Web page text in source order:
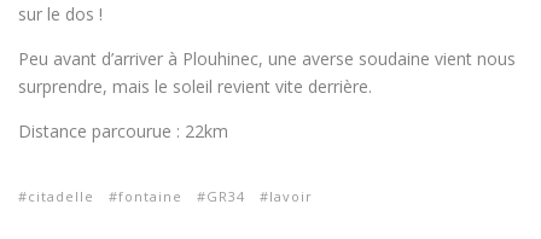
sur le dos !
Peu avant d’arriver à Plouhinec, une averse soudaine vient nous
surprendre, mais le soleil revient vite derrière.
Distance parcourue : 22km
citadelle fontaine GR34 lavoir